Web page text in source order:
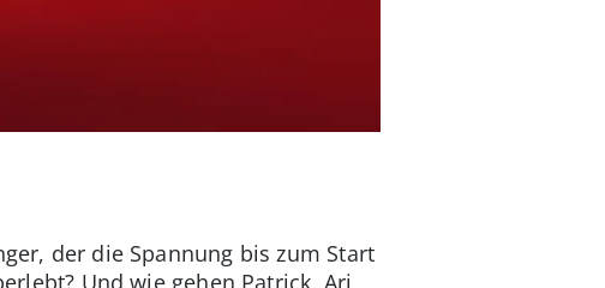
der die Spannung bis zum Start